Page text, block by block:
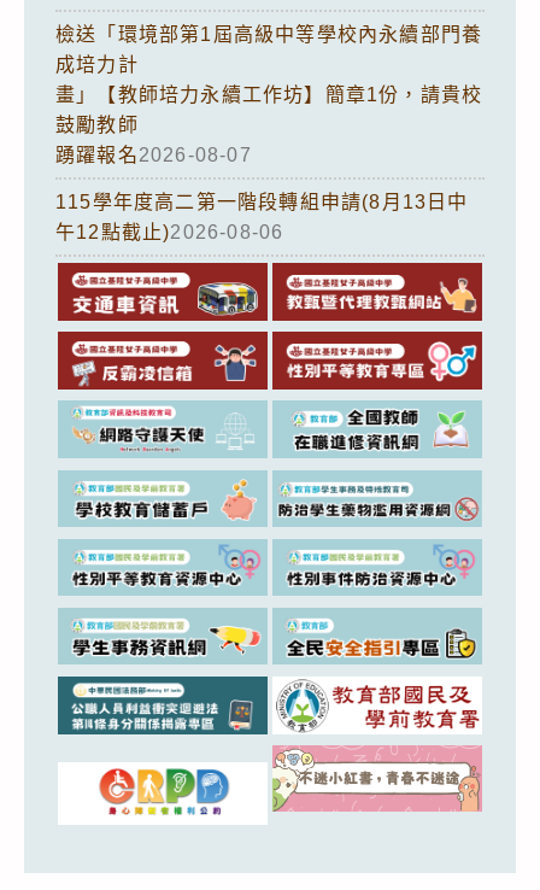
檢送「環境部第1屆高級中等學校內永續部門養
成培力計
畫」【教師培力永續工作坊】簡章1份，請貴校
鼓勵教師
踴躍報名2026-08-07
115學年度高二第一階段轉組申請(8月13日中
午12點截止)2026-08-06